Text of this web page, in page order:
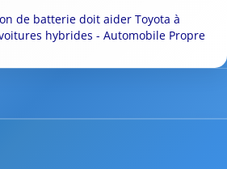
de batterie doit aider Toyota à
hybrides - Automobile Propre